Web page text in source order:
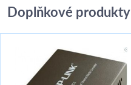
Doplňkové produkty